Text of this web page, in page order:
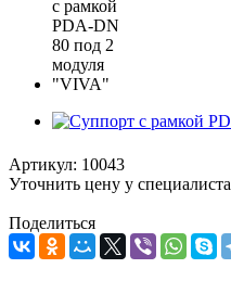
Артикул: 10043
Уточнить цену у специалиста
Поделиться